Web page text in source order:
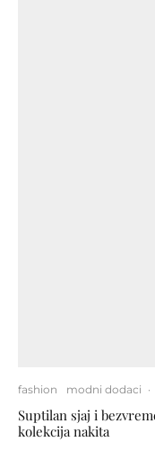
fashion modni dodaci ·
Suptilan sjaj i
kolekcija nakita